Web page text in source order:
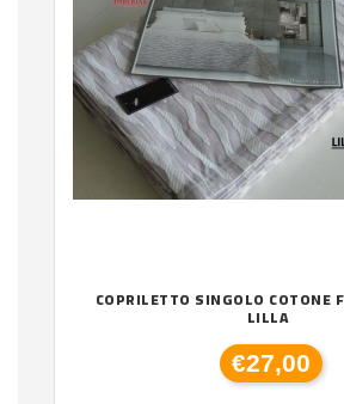
COPRILETTO SINGOLO COTONE
LILLA
€27,00